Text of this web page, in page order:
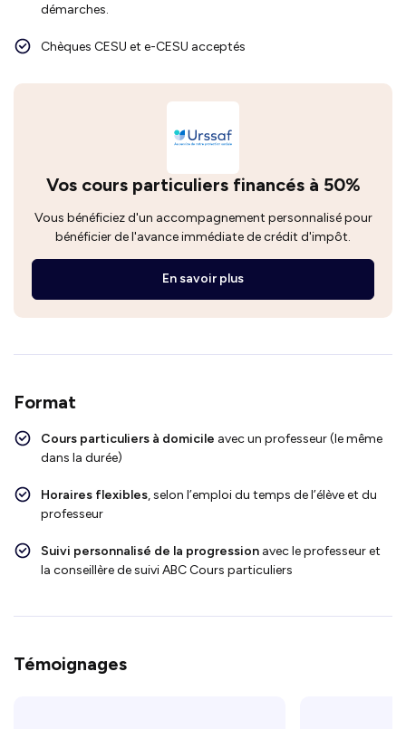
démarches.
Chèques CESU et e-CESU acceptés
Vos cours particuliers financés à 50%
Vous bénéficiez d'un accompagnement personnalisé pour
bénéficier de l'avance immédiate de crédit d'impôt.
En savoir plus
Format
Cours particuliers à domicile avec un professeur (le même
dans la durée)
Horaires flexibles, selon l’emploi du temps de l’élève et du
professeur
Suivi personnalisé de la progression avec le professeur et
la conseillère de suivi ABC Cours particuliers
Témoignages